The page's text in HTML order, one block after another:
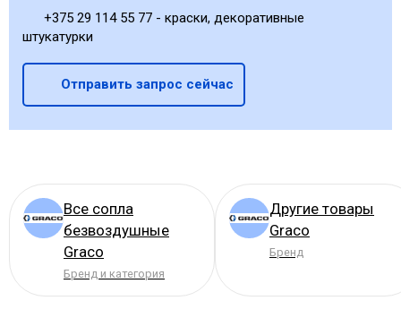
+375 29 114 55 77 - краски, декоративные
штукатурки
Отправить запрос сейчас
Все сопла
безвоздушные
Graco
Бренд и категория
Другие товары
Graco
Бренд